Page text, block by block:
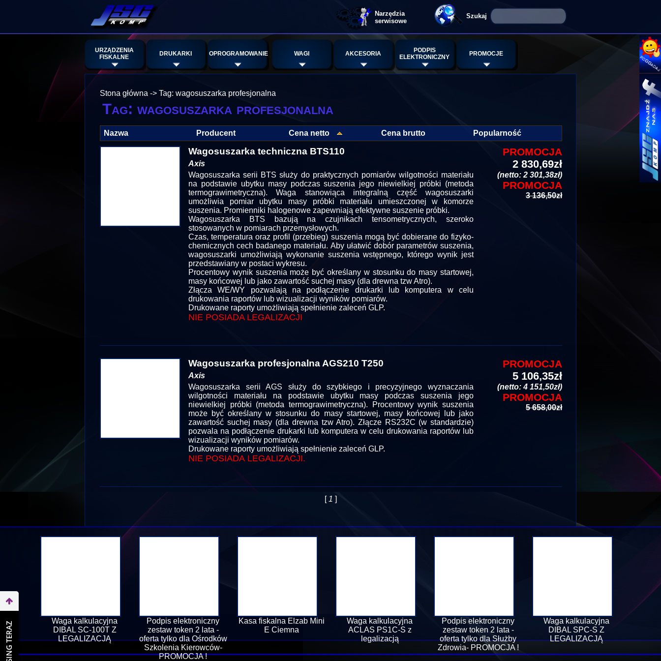
Narzędzia
serwisowe
URZĄDZENIA
FISKALNE
DRUKARKI OPROGRAMOWANIE WAGI AKCESORIA
PODPIS
ELEKTRONICZNY
PROMOCJE
Stona główna -> Tag: wagosuszarka profesjonalna
Tag: wagosuszarka profesjonalna
Nazwa Producent Cena netto Cena brutto Popularność
Wagosuszarka techniczna BTS110
Axis
Wagosuszarka serii BTS służy do praktycznych pomiarów wilgotności materiału
na podstawie ubytku masy podczas suszenia jego niewielkiej próbki (metoda
termograwimetryczna). Waga stanowiąca integralną część wagosuszarki
umożliwia pomiar ubytku masy próbki materiału umieszczonej w komorze
suszenia. Promienniki halogenowe zapewniają efektywne suszenie próbki.
Wagosuszarka BTS bazują na czujnikach tensometrycznych, szeroko
stosowanych w pomiarach przemysłowych.
Czas, temperatura oraz profil (przebieg) suszenia mogą być dobierane do fizyko-
chemicznych cech badanego materiału. Aby ułatwić dobór parametrów suszenia,
wagosuszarki umożliwiają wykonanie suszenia wstępnego, którego wynik jest
przedstawiany w postaci wykresu.
Procentowy wynik suszenia może być określany w stosunku do masy startowej,
masy końcowej lub jako zawartość suchej masy (dla drewna tzw Atro).
Złącza WE/WY pozwalają na podłączenie drukarki lub komputera w celu
drukowania raportów lub wizualizacji wyników pomiarów.
Drukowane raporty umożliwiają spełnienie zaleceń GLP.
NIE POSIADA LEGALIZACJI
PROMOCJA
2 830,69zł
(netto: 2 301,38zł)
PROMOCJA
3 136,50zł
Wagosuszarka profesjonalna AGS210 T250
Axis
Wagosuszarka serii AGS służy do szybkiego i precyzyjnego wyznaczania
wilgotności materiału na podstawie ubytku masy podczas suszenia jego
niewielkiej próbki (metoda termograwimetryczna). Procentowy wynik suszenia
może być określany w stosunku do masy startowej, masy końcowej lub jako
zawartość suchej masy (dla drewna tzw Atro). Złącze RS232C (w standardzie)
pozwala na podłączenie drukarki lub komputera w celu drukowania raportów lub
wizualizacji wyników pomiarów.
Drukowane raporty umożliwiają spełnienie zaleceń GLP.
NIE POSIADA LEGALIZACJI.
PROMOCJA
5 106,35zł
(netto: 4 151,50zł)
PROMOCJA
5 658,00zł
[1 ]
Waga kalkulacyjna
DIBAL SC-100T Z
LEGALIZACJĄ
Podpis elektroniczny
zestaw token 2 lata -
oferta tylko dla Ośrodków
Szkolenia Kierowców-
PROMOCJA !
Kasa fiskalna Elzab Mini
E Ciemna
Waga kalkulacyjna
ACLAS PS1C-S z
legalizacją
Podpis elektroniczny
zestaw token 2 lata -
oferta tylko dla Służby
Zdrowia- PROMOCJA !
Waga kalkulacyjna
DIBAL SPC-S Z
LEGALIZACJĄ